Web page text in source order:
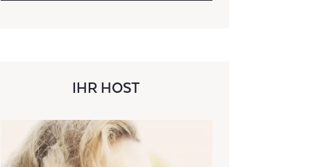
IHR HOST